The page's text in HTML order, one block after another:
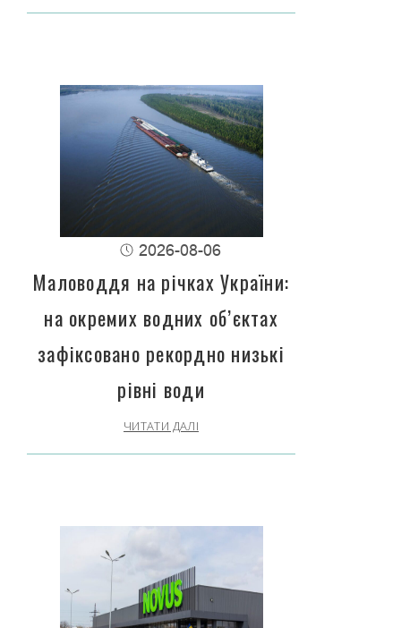
2026-08-06
Маловоддя на річках України:
на окремих водних об’єктах
зафіксовано рекордно низькі
рівні води
ЧИТАТИ ДАЛІ